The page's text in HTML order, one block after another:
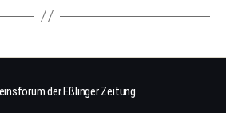
der Eßlinger Zeitung